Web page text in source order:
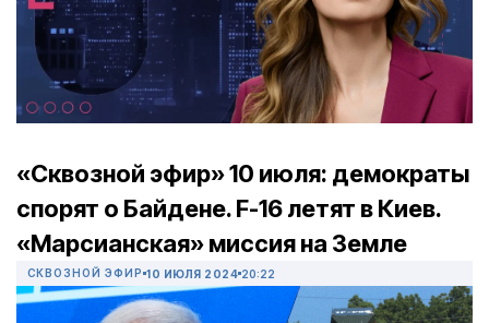
«Сквозной эфир» 10 июля: демократы
спорят о Байдене. F-16 летят в Киев.
«Марсианская» миссия на Земле
СКВОЗНОЙ ЭФИР 10 ИЮЛЯ 2024 20:22